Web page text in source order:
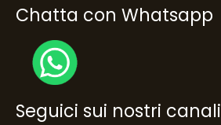
Chatta con Whatsapp
Seguici sui nostri canali